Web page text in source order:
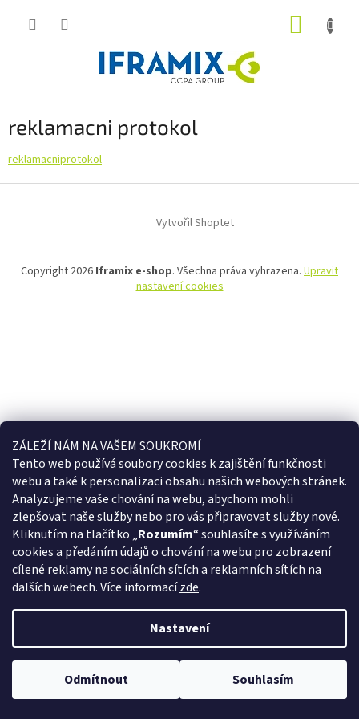
ZÁLEŽÍ NÁM NA VAŠEM SOUKROMÍ
Tento web používá soubory cookies kzajištění funkčnosti
webu a také k personalizaci obsahu našich webových stránek.
Analyzujeme vaše chování na webu, abychom mohli
zlepšovat naše služby nebo pro vás připravovat služby nové.
Kliknutím na tlačítko „Rozumím“ souhlasíte s využíváním
cookies a předáním údajů o chování na webu pro zobrazení
cílené reklamy na sociálních sítích a reklamních sítích na
dalších webech.Více informacízde.
Nastavení
Odmítnout Souhlasím
reklamacni protokol
reklamacniprotokol
Vytvořil Shoptet
Copyright 2026 Iframix e-shop. Všechna práva vyhrazena. Upravit
nastavení cookies